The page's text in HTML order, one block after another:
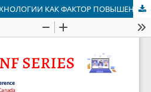
ИНФОРМАЦИОННЫЕ ТЕХНОЛОГИИ КАК ФАКТОР ПОВЫШЕНИЯ ГРАМОТНОСТИ